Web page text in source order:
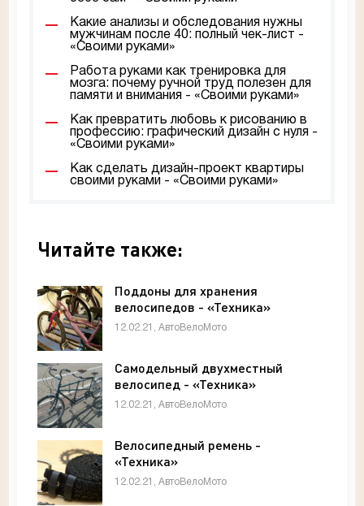
Какие анализы и обследования нужны
мужчинам после 40: полный чек-лист -
«Своими руками»
Работа руками как тренировка для
мозга: почему ручной труд полезен для
памяти и внимания - «Своими руками»
Как превратить любовь к рисованию в
профессию: графический дизайн с нуля -
«Своими руками»
Как сделать дизайн-проект квартиры
своими руками - «Своими руками»
Читайте также:
Поддоны для хранения
велосипедов - «Техника»
12.02.21, АвтоВелоМото
Самодельный двухместный
велосипед - «Техника»
12.02.21, АвтоВелоМото
Велосипедный ремень -
«Техника»
12.02.21, АвтоВелоМото